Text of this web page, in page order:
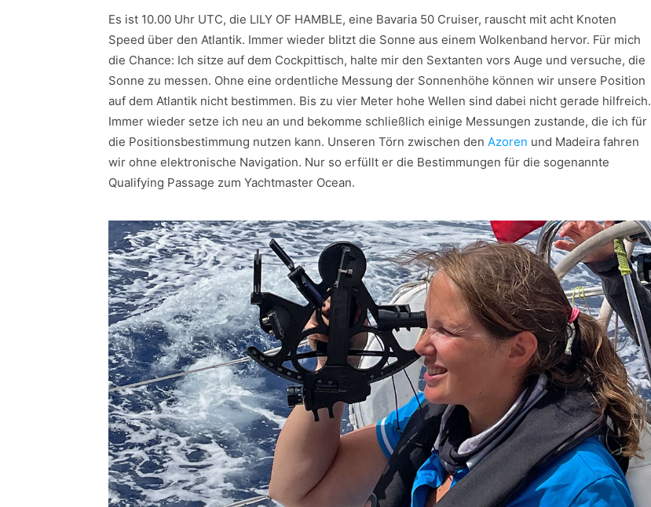
Es ist 10.00 Uhr UTC, die LILY OF HAMBLE, eine Bavaria 50 Cruiser, rauscht mit acht Knoten
Speed über den Atlantik. Immer wieder blitzt die Sonne aus einem Wolkenband hervor. Für mich
die Chance: Ich sitze auf dem Cockpittisch, halte mir den Sextanten vors Auge und versuche, die
Sonne zu messen. Ohne eine ordentliche Messung der Sonnenhöhe können wir unsere Position
auf dem Atlantik nicht bestimmen. Bis zu vier Meter hohe Wellen sind dabei nicht gerade hilfreich.
Immer wieder setze ich neu an und bekomme schließlich einige Messungen zustande, die ich für
die Positionsbestimmung nutzen kann. Unseren Törn zwischen den Azoren und Madeira fahren
wir ohne elektronische Navigation. Nur so erfüllt er die Bestimmungen für die sogenannte
Qualifying Passage zum Yachtmaster Ocean.